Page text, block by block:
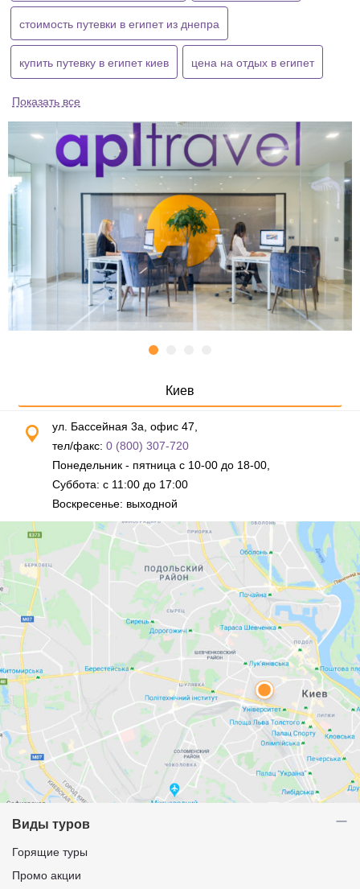
стоимость путевки в египет из днепра
купить путевку в египет киев цена на отдых в египет
Показать все
Киев
ул. Бассейная 3а, офис 47,
тел/факс: 0 (800) 307-720
Понедельник - пятница с 10-00 до 18-00,
Суббота: с 11:00 до 17:00
Воскресенье: выходной
Виды туров
Горящие туры
Промо акции